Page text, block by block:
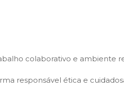
colaborativo e ambiente
responsável ética e